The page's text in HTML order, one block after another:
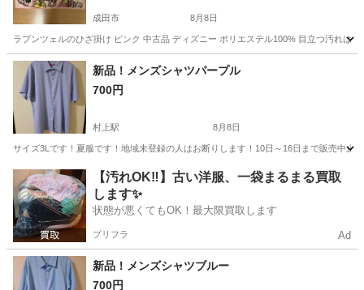
成田市 8月8日
ラプンツェルのひざ掛け ピンク 中古品 ディズニー ポリエステル100% 目立つ汚れは
千葉 成田市 その他 ラプンツェル
新品！メンズシャツパープル
700円
村上駅 8月8日
サイズ3Lです！夏服です！地域未登録の人はお断りします！10日～16日まで販売中止
千葉 八千代市 村上駅 シャツ 新品
【汚れOK‼️】古い洋服、一袋まるまる買取
します✨
状態が悪くてもOK！最大限買取します
プリフラ Ad
新品！メンズシャツブルー
700円